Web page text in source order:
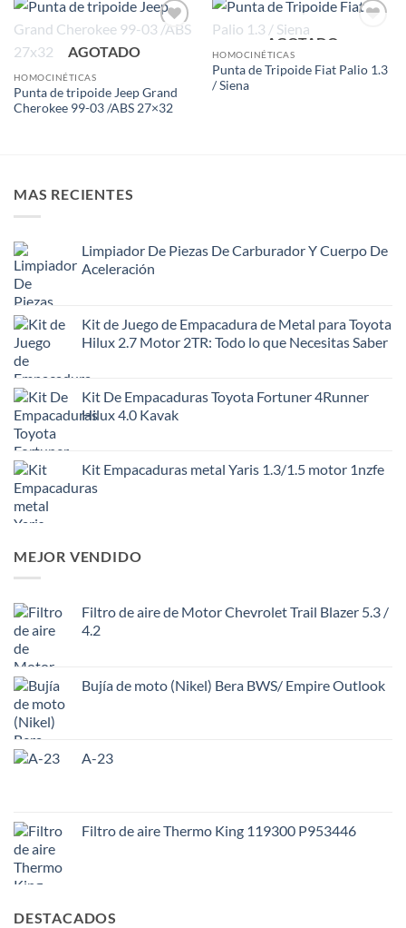
AGOTADO
HOMOCINÉTICAS
Punta de tripoide Jeep Grand
Cherokee 99-03 /ABS 27×32
AGOTADO
HOMOCINÉTICAS
Punta de Tripoide Fiat Palio 1.3
/ Siena
MAS RECIENTES
Limpiador De Piezas De Carburador Y Cuerpo De
Aceleración
Kit de Juego de Empacadura de Metal para Toyota
Hilux 2.7 Motor 2TR: Todo lo que Necesitas Saber
Kit De Empacaduras Toyota Fortuner 4Runner
Hilux 4.0 Kavak
Kit Empacaduras metal Yaris 1.3/1.5 motor 1nzfe
MEJOR VENDIDO
Filtro de aire de Motor Chevrolet Trail Blazer 5.3 /
4.2
Bujía de moto (Nikel) Bera BWS/ Empire Outlook
A-23
Filtro de aire Thermo King 119300 P953446
DESTACADOS